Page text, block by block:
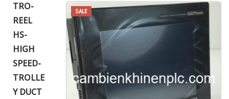
TRO-
REEL
HS-
HIGH
SPEED-
TROLLE
Y DUCT
SALE